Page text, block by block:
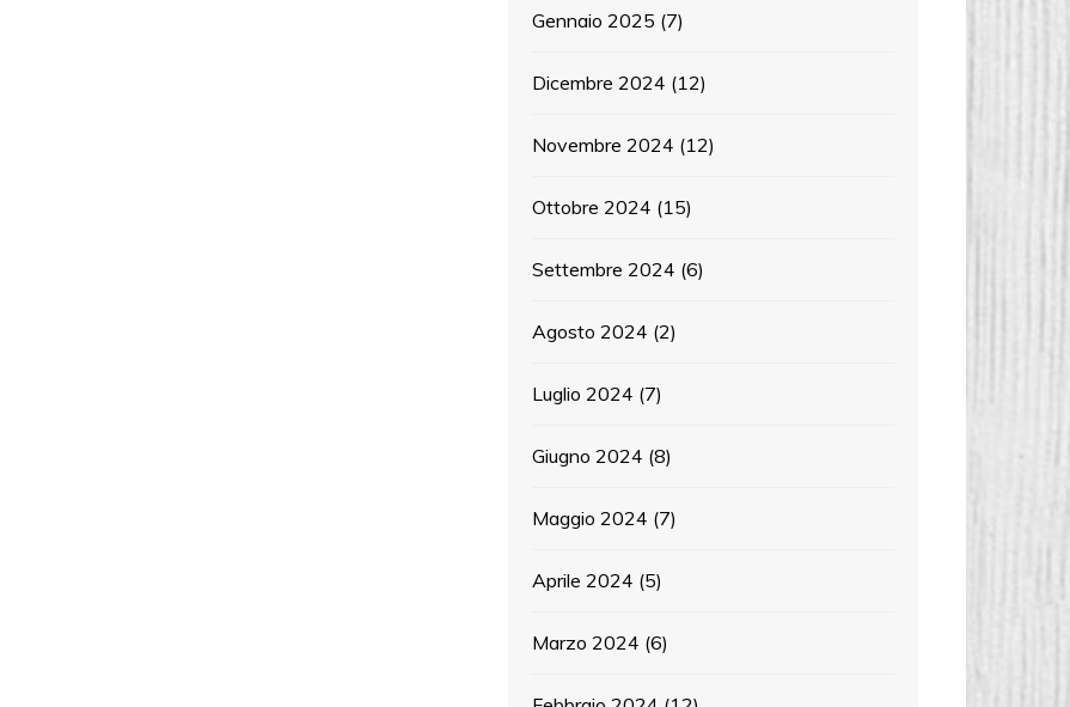
Gennaio 2025 (7)
Dicembre 2024 (12)
Novembre 2024 (12)
Ottobre 2024 (15)
Settembre 2024 (6)
Agosto 2024 (2)
Luglio 2024 (7)
Giugno 2024 (8)
Maggio 2024 (7)
Aprile 2024 (5)
Marzo 2024 (6)